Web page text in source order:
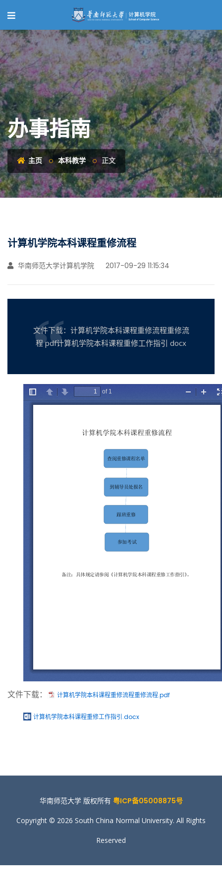
办事指南
主页 本科教学 正文
计算机学院本科课程重修流程
华南师范大学计算机学院 2017-09-29 11:15:34
文件下载：计算机学院本科课程重修流程重修流
程 pdf计算机学院本科课程重修工作指引 docx
文件下载： 计算机学院本科课程重修流程重修流程.pdf
计算机学院本科课程重修工作指引.docx
华南师范大学 版权所有 粤ICP备05008875号
Copyright © 2026 South China Normal University. All Rights
Reserved